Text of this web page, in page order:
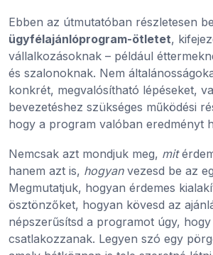
Ebben az útmutatóban részletesen
ügyfélajánlóprogram-ötletet,
vállalkozásoknak – például
és szalonoknak. Nem
konkrét, megvalósítható lépéseket,
bevezetéshez szükséges működési
hogy a program valóban eredményt
Nemcsak azt mondjuk meg, mit
hanem azt is, hogyanvezesd be az
Megmutatjuk, hogyan érdemes
ösztönzőket, hogyan kövesd az
népszerűsítsd a programot úgy,
csatlakozzanak. Legyen szó egy